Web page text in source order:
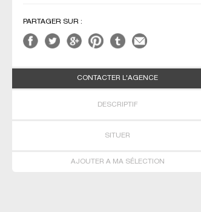
PARTAGER SUR :
CONTACTER L'AGENCE
DESCRIPTIF
SITUER
AJOUTER A MA SÉLECTION